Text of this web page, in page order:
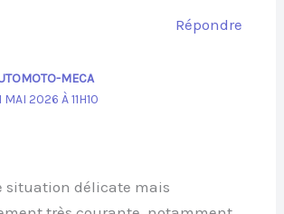
Répondre
MECA
MAI 2026 À 11H10
situation délicate mais